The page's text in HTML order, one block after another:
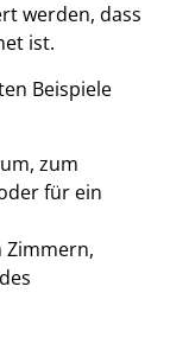
werden, dass
ist.
Beispiele
zum
für ein
Zimmern,